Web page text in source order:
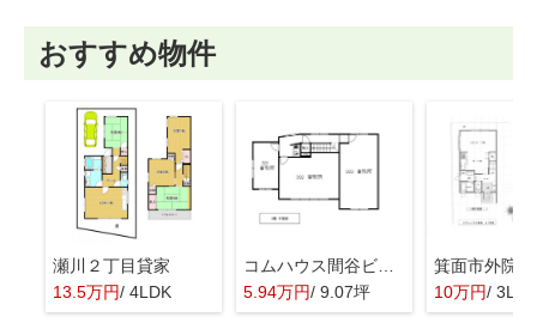
おすすめ物件
瀬川２丁目貸家
13.5万円/ 4LDK
コムハウス間谷ビル 3階
5.94万円/ 9.07坪 10万円/ 3LDK